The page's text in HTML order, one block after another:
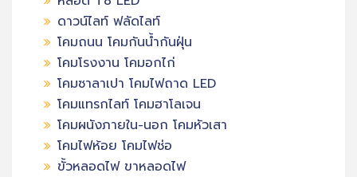
ดาวน์ไลท์ ฟลัดไลท์
โคมถนน โคมกันน้ำกันฝุ่น
โคมโรงงาน โคมอกไก่
โคมซาลาเปา โคมไฟถาด LED
โคมแทรกไลท์ โคมฮาโลเจน
โคมผนังภายใน-นอก โคมหัวเสา
โคมไฟห้อย โคมไฟช่อ
ขั้วหลอดไฟ ขาหลอดไฟ